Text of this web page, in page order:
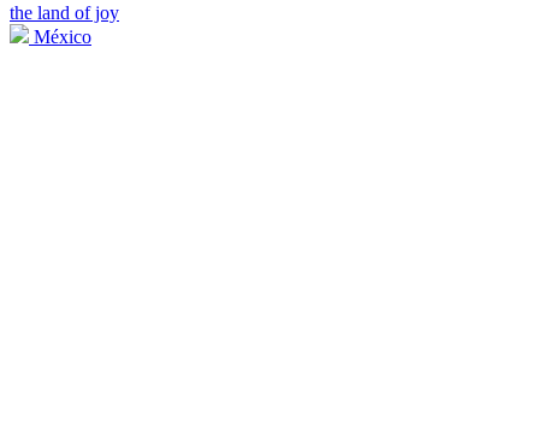
the land of joy
México